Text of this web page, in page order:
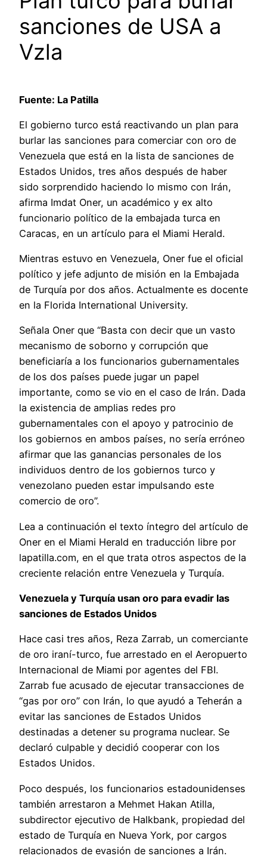
sanciones de USA a
Vzla
Fuente: La Patilla
El gobierno turco está reactivando un plan para
burlar las sanciones para comerciar con oro de
Venezuela que está en la lista de sanciones de
Estados Unidos, tres años después de haber
sido sorprendido haciendo lo mismo con Irán,
afirma Imdat Oner, un académico y ex alto
funcionario político de la embajada turca en
Caracas, en un artículo para el Miami Herald.
Mientras estuvo en Venezuela, Oner fue el oficial
político y jefe adjunto de misión en la Embajada
de Turquía por dos años. Actualmente es docente
en la Florida International University.
Señala Oner que “Basta con decir que un vasto
mecanismo de soborno y corrupción que
beneficiaría a los funcionarios gubernamentales
de los dos países puede jugar un papel
importante, como se vio en el caso de Irán. Dada
la existencia de amplias redes pro
gubernamentales con el apoyo y patrocinio de
los gobiernos en ambos países, no sería erróneo
afirmar que las ganancias personales de los
individuos dentro de los gobiernos turco y
venezolano pueden estar impulsando este
comercio de oro”.
Lea a continuación el texto íntegro del artículo de
Oner en el Miami Herald en traducción libre por
lapatilla.com, en el que trata otros aspectos de la
creciente relación entre Venezuela y Turquía.
Venezuela y Turquía usan oro para evadir las
sanciones de Estados Unidos
Hace casi tres años, Reza Zarrab, un comerciante
de oro iraní-turco, fue arrestado en el Aeropuerto
Internacional de Miami por agentes del FBI.
Zarrab fue acusado de ejecutar transacciones de
“gas por oro” con Irán, lo que ayudó a Teherán a
evitar las sanciones de Estados Unidos
destinadas a detener su programa nuclear. Se
declaró culpable y decidió cooperar con los
Estados Unidos.
Poco después, los funcionarios estadounidenses
también arrestaron a Mehmet Hakan Atilla,
subdirector ejecutivo de Halkbank, propiedad del
estado de Turquía en Nueva York, por cargos
relacionados de evasión de sanciones a Irán.